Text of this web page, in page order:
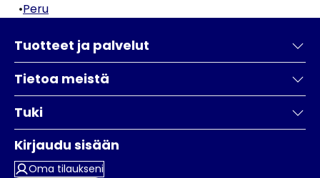
•Peru
Tuotteet ja palvelut
Tietoa meistä
Tuki
Kirjaudu sisään
Oma tilaukseni